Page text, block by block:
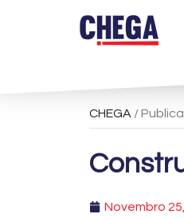
CHEGA /
Novembro